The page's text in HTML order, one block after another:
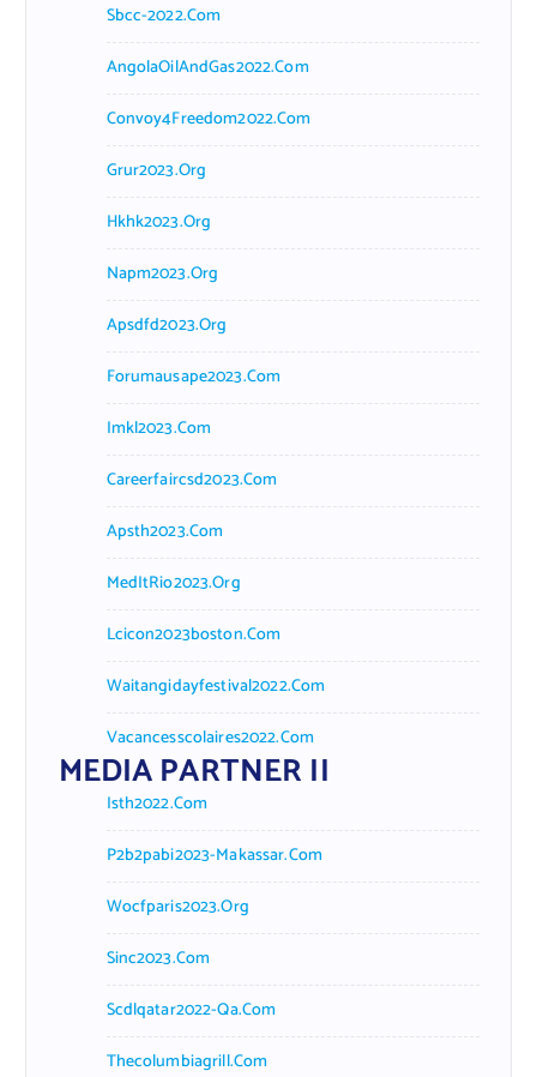
Sbcc-2022.com
AngolaOilAndGas2022.com
Convoy4Freedom2022.com
Grur2023.org
Hkhk2023.org
Napm2023.org
Apsdfd2023.org
Forumausape2023.com
Imkl2023.com
Careerfaircsd2023.com
Apsth2023.com
MedItRio2023.org
Lcicon2023boston.com
Waitangidayfestival2022.com
Vacancesscolaires2022.com
MEDIA PARTNER II
Isth2022.com
P2b2pabi2023-Makassar.com
Wocfparis2023.org
Sinc2023.com
Scdlqatar2022-Qa.com
Thecolumbiagrill.com